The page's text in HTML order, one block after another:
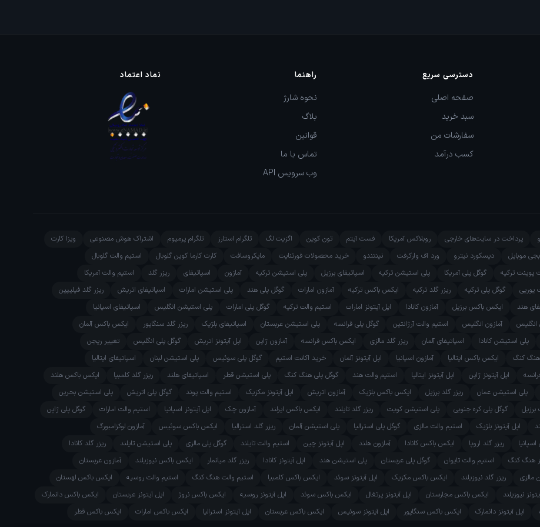
دسترسی سریع
صفحه اصلی
سبد خرید
سفارشات من
کسب درآمد
راهنما
نحوه شارژ
بلاگ
قوانین
تماس با ما
وب سرویس API
نماد اعتماد
پرداخت در سایت‌های خارجی روبلاکس آمریکا فست آیتم تون کوین اگزیت لگ تلگرام استارز تلگرام پرمیوم اشتراک هوش مصنوعی
ویزا کارت
موبایل دیسکورد نیترو ورد آف وارکرفت نینتندو خرید محصولات فورتنایت مایکروسافت کارت کارما کوین گلوبال
استیم والت گلوبال
پوینت ترکیه گوگل پلی آمریکا پلی استیشن ترکیه اسپاتیفای برزیل پلی استیشن ترکیه آمازون اسپاتیفای ریزر گلد
استیم والت آمریکا
یوریی گوگل پلی ترکیه ریزر گلد ترکیه ایکس باکس ترکیه آمازون امارات گوگل پلی هند پلی استیشن امارات اسپاتیفای اتریش
ریزر گلد فیلیپین
هند ایکس باکس برزیل آمازون کانادا اپل آیتونز امارات استیم والت ترکیه گوگل پلی امارات پلی استیشن انگلیس
اسپاتیفای اسپانیا
آمازون انگلیس استیم والت آرژانتین گوگل پلی فرانسه پلی استیشن عربستان اسپاتیفای بلژیک ریزر گلد سنگاپور
ایکس باکس آلمان
پلی استیشن کانادا اسپاتیفای آلمان ریزر گلد مالزی ایکس باکس فرانسه آمازون ژاپن اپل آیتونز اتریش گوگل پلی انگلیس
تغییر ریجن
هنگ کنگ ایکس باکس ایتالیا آمازون اسپانیا اپل آیتونز آلمان خرید اکانت استیم گوگل پلی سوئیس پلی استیشن لبنان
اسپاتیفای ایتالیا
اپل آیتونز ژاپن اپل آیتونز ایتالیا استیم والت هند گوگل پلی هنگ کنگ پلی استیشن قطر اسپاتیفای هلند ریزر گلد کلمبیا
ایکس باکس هلند
پلی استیشن عمان ریزر گلد برزیل ایکس باکس بلژیک آمازون اتریش اپل آیتونز مکزیک استیم والت پوند گوگل پلی اتریش
پلی استیشن بحرین
برزیل گوگل پلی کره جنوبی پلی استیشن کویت ریزر گلد تایلند ایکس باکس ایرلند آمازون چک اپل آیتونز اسپانیا استیم والت امارات
گوگل پلی ژاپن
اپل آیتونز بلژیک استیم والت مالزی گوگل پلی استرالیا پلی استیشن آلمان ریزر گلد استرالیا ایکس باکس سوئیس
آمازون لوکزامبورگ
ریزر گلد اروپا ایکس باکس کانادا آمازون هلند اپل آیتونز چین استیم والت تایلند گوگل پلی مالزی پلی استیشن تایلند
ریزر گلد کانادا
هنگ کنگ استیم والت تایوان گوگل پلی عربستان پلی استیشن هند اپل آیتونز کانادا ریزر گلد میانمار ایکس باکس نیوزیلند
آمازون عربستان
مالزی ریزر گلد نیوزیلند ایکس باکس مکزیک اپل آیتونز سوئد ایکس باکس کلمبیا استیم والت هنگ کنگ استیم والت روسیه
ایکس باکس لهستان
نیوزیلند ایکس باکس مجارستان اپل آیتونز پرتغال ایکس باکس سوئد اپل آیتونز روسیه ایکس باکس نروژ اپل آیتونز عربستان
ایکس باکس دانمارک
اپل آیتونز دانمارک ایکس باکس سنگاپور اپل آیتونز سوئیس ایکس باکس عربستان اپل آیتونز استرالیا ایکس باکس امارات
ایکس باکس قطر